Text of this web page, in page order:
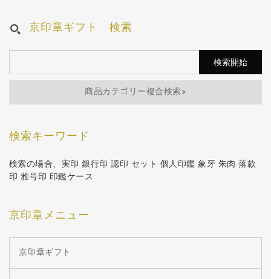
京印章ギフト 検索
商品カテゴリー複合検索>
検索キーワード
検索の場合、実印 銀行印 認印 セット 個人印鑑 象牙 朱肉 落款
印 雅号印 印鑑ケース
京印章メニュー
京印章ギフト